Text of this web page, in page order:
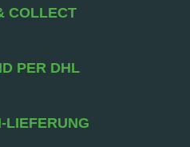
COLLECT
PER DHL
LIEFERUNG